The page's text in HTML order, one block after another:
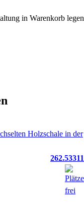
in Warenkorb legen
262.53311